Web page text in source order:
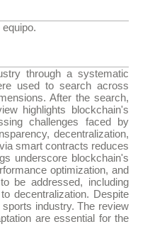
through a systematic
used to search across
After the search,
highlights blockchain's
challenges faced by
decentralization,
smart contracts reduces
underscore blockchain's
optimization, and
be addressed, including
decentralization. Despite
industry. The review
are essential for the